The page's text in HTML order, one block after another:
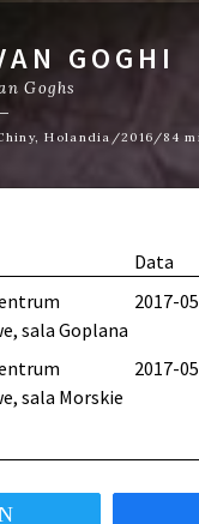
GOGHI
Goghs
Holandia/2016/84
Data
sala Goplana
2017-
sala Morskie
2017-